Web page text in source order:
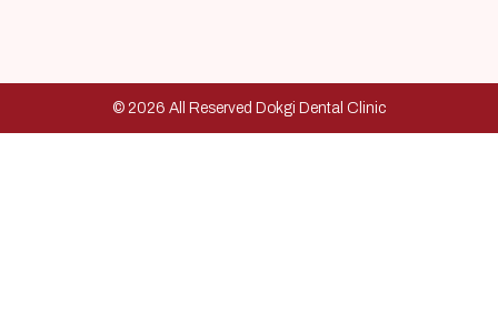
© 2026 All Reserved Dokgi Dental Clinic